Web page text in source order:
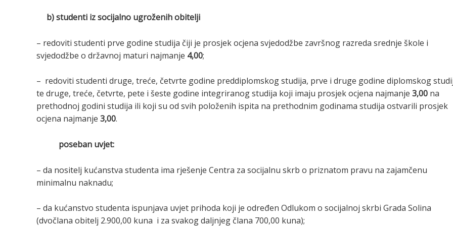
b) studenti iz socijalno ugroženih obitelji
– redoviti studenti prve godine studija čiji je prosjek ocjena svjedodžbe završnog razreda srednje škole i
svjedodžbe o državnoj maturi najmanje 4,00;
– redoviti studenti druge, treće, četvrte godine preddiplomskog studija, prve i druge godine diplomskog
te druge, treće, četvrte, pete i šeste godine integriranog studija koji imaju prosjek ocjena najmanje 3,00 na
prethodnoj godini studija ili koji su od svih položenih ispita na prethodnim godinama studija ostvarili prosjek
ocjena najmanje 3,00.
poseban uvjet:
– da nositelj kućanstva studenta ima rješenje Centra za socijalnu skrb o priznatom pravu na zajamčenu
minimalnu naknadu;
– da kućanstvo studenta ispunjava uvjet prihoda koji je određen Odlukom o socijalnoj skrbi Grada Solina
(dvočlana obitelj 2.900,00 kuna i za svakog daljnjeg člana 700,00 kuna);